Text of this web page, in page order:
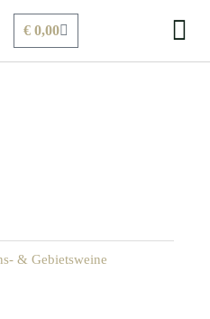
€0,00Warenkorb
& Gebietsweine